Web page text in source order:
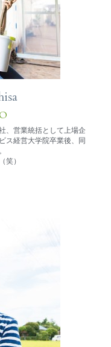
、営業統括として上場企
ス経営大学院卒業後、同
笑）